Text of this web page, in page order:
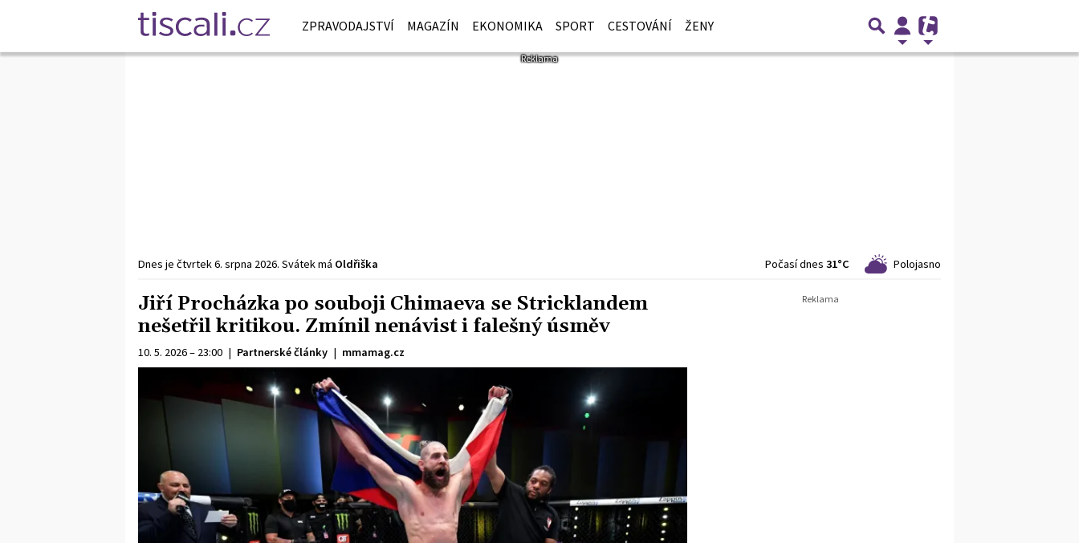
ZPRAVODAJSTVÍ MAGAZÍN EKONOMIKA SPORT CESTOVÁNÍ ŽENY
Dnes je čtvrtek6. srpna 2026. Svátek má Oldřiška Počasí dnes 31°C Polojasno
Jiří Procházka po souboji Chimaeva se Stricklandem
nešetřil kritikou. Zmínil nenávist i falešný úsměv
10. 5. 2026 – 23:00 | Partnerské články | mmamag.cz